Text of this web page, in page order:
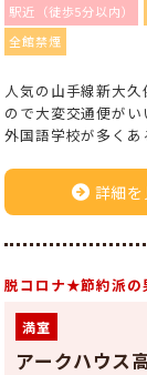
駅近（徒歩5分以内）
全館禁煙
人気の山手線新大
ので大変交通便が
外国語学校が多くあ
詳細を
脱コロナ★節約派の
満室
アークハウス